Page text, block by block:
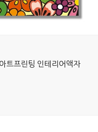
트프린팅 인테리어액자